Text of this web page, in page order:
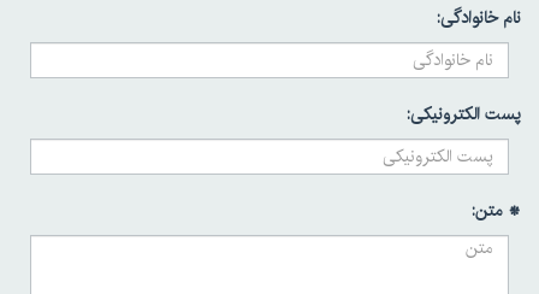
نام خانوادگی:
پست الکترونیکی:
* متن: